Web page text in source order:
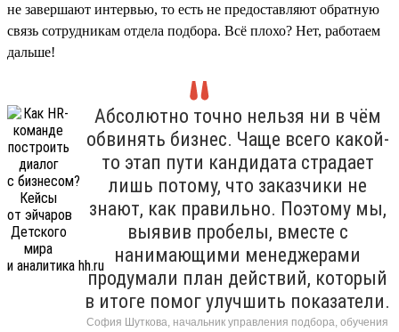
не завершают интервью, то есть не предоставляют обратную
связь сотрудникам отдела подбора. Всё плохо? Нет, работаем
дальше!
Абсолютно точно нельзя ни в чём
обвинять бизнес. Чаще всего какой-
то этап пути кандидата страдает
лишь потому, что заказчики не
знают, как правильно. Поэтому мы,
выявив пробелы, вместе с
нанимающими менеджерами
продумали план действий, который
в итоге помог улучшить показатели.
София Шуткова, начальник управления подбора, обучения